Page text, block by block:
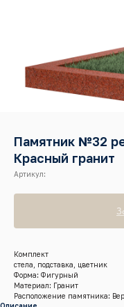
Памятник №32
Красный гранит
Артикул:
Комплект
стела, подставка, цветник
Форма: Фигурный
Материал: Гранит
Расположение памятника: